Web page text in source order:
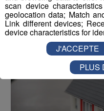
Radio Mont Blanc
Actus
Société
scan device
geolocation data; Match
Link different devices;
device characteristics for
J'ACCEPTE
PLUS